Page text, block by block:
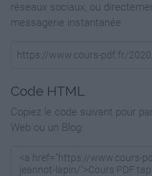
L’une ressemblait à un
renard.
Mais qui peut croire
réseaux sociaux, ou
messagerie instantanée
Code HTML
Copiez le code suivant pour
Web ou un Blog: